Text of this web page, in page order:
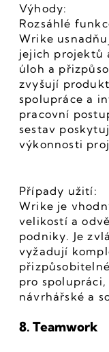
Výhody:
Rozsáhlé
Wrike
jejich projektů
úloh a
zvyšují
spolupráce a
pracovní
sestav
výkonnosti
Případy užití:
Wrike je
velikostí a
podniky. Je
vyžadují
pro
návrhářské a
8. Teamwork